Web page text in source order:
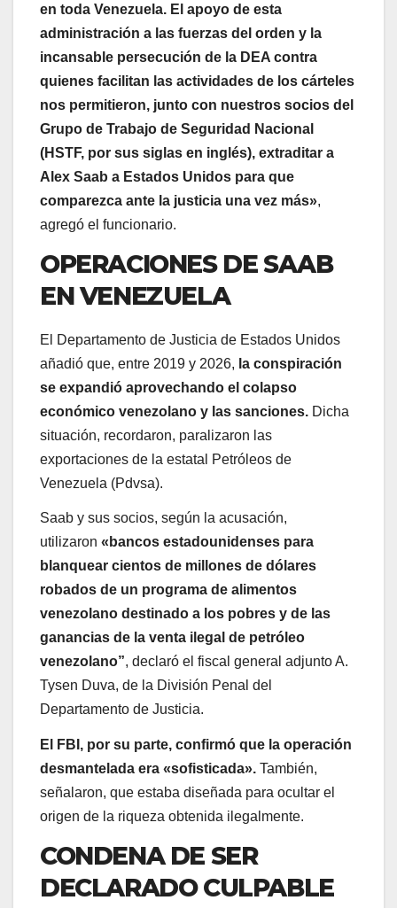
en toda Venezuela. El apoyo de esta
administración a las fuerzas del orden y la
incansable persecución de la DEA contra
quienes facilitan las actividades de los cárteles
nos permitieron, junto con nuestros socios del
Grupo de Trabajo de Seguridad Nacional
(HSTF, por sus siglas en inglés), extraditar a
Alex Saab a Estados Unidos para que
comparezca ante la justicia una vez más»,
agregó el funcionario.
OPERACIONES DE SAAB
EN VENEZUELA
El Departamento de Justicia de Estados Unidos
añadió que, entre 2019 y 2026, la conspiración
se expandió aprovechando el colapso
económico venezolano y las sanciones. Dicha
situación, recordaron, paralizaron las
exportaciones de la estatal Petróleos de
Venezuela (Pdvsa).
Saab y sus socios, según la acusación,
utilizaron «bancos estadounidenses para
blanquear cientos de millones de dólares
robados de un programa de alimentos
venezolano destinado a los pobres y de las
ganancias de la venta ilegal de petróleo
venezolano”, declaró el fiscal general adjunto A.
Tysen Duva, de la División Penal del
Departamento de Justicia.
El FBI, por su parte, confirmó que la operación
desmantelada era «sofisticada». También,
señalaron, que estaba diseñada para ocultar el
origen de la riqueza obtenida ilegalmente.
CONDENA DE SER
DECLARADO CULPABLE